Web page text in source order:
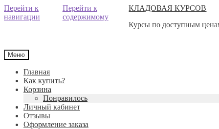
Перейти к
навигации
Перейти к
содержимому
КЛАДОВАЯ КУРСОВ
Курсы по доступным
Меню
Главная
Как купить?
Корзина
Понравилось
Личный кабинет
Отзывы
Оформление заказа